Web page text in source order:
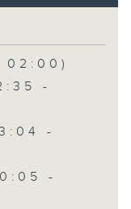
02:00)
-
-
-